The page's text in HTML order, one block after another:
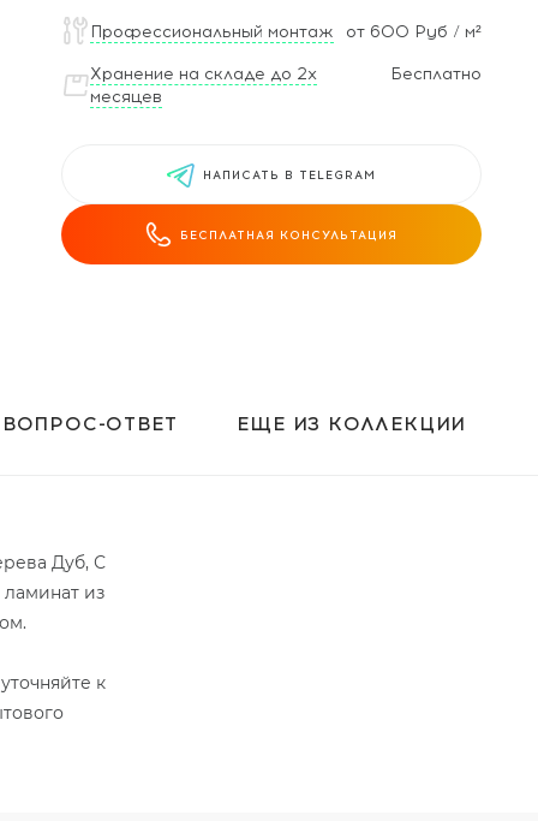
Профессиональный монтаж от 600 Руб / м²
Хранение на складе до 2х
месяцев
Бесплатно
НАПИСАТЬ В TELEGRAM
БЕСПЛАТНАЯ КОНСУЛЬТАЦИЯ
ВОПРОС-ОТВЕТ ЕЩЕ ИЗ КОЛЛЕКЦИИ
Дуб, С
из
к